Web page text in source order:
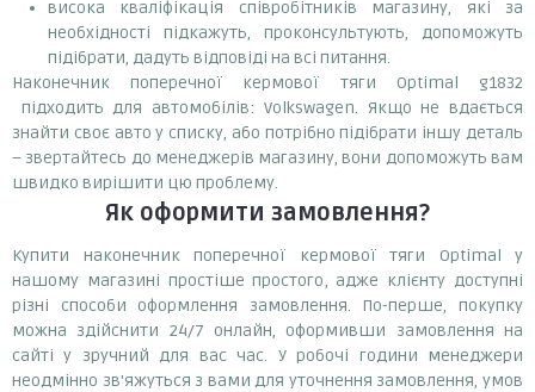
висока кваліфікація співробітників магазину, які за
необхідності підкажуть, проконсультують, допоможуть
підібрати, дадуть відповіді на всі питання.
Наконечник поперечної кермової тяги Optimal g1832
підходить для автомобілів: Volkswagen. Якщо не вдається
знайти своє авто у списку, або потрібно підібрати іншу деталь
– звертайтесь до менеджерів магазину, вони допоможуть вам
швидко вирішити цю проблему.
Як оформити замовлення?
Купити наконечник поперечної кермової тяги Optimal у
нашому магазині простіше простого, адже клієнту доступні
різні способи оформлення замовлення. По-перше, покупку
можна здійснити 24/7 онлайн, оформивши замовлення на
сайті у зручний для вас час. У робочі години менеджери
неодмінно зв'яжуться з вами для уточнення замовлення, умов